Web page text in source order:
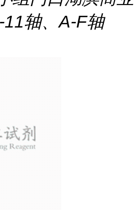
轴、A-F轴